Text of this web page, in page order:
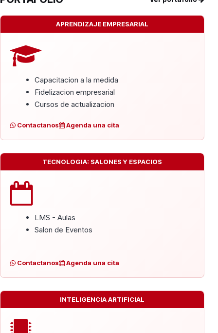
APRENDIZAJE EMPRESARIAL
Capacitacion a la medida
Fidelizacion empresarial
Cursos de actualizacion
Contactanos Agenda una cita
TECNOLOGIA: SALONES Y ESPACIOS
LMS - Aulas
Salon de Eventos
Contactanos Agenda una cita
INTELIGENCIA ARTIFICIAL